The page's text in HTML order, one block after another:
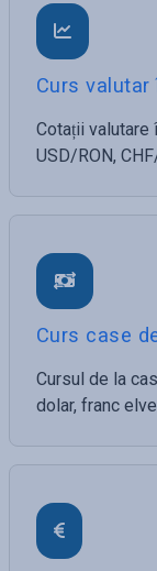
Curs valutar
Cotații valutare
USD/RON,
Curs case
Cursul de la
dolar, franc